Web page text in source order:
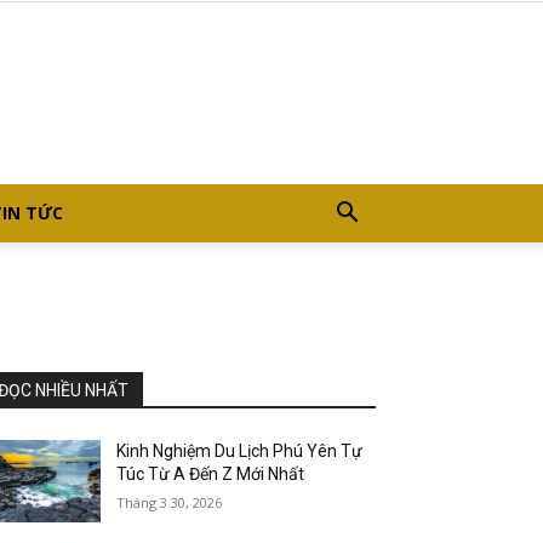
TỨC
NHIỀU NHẤT
Kinh Nghiệm Du Lịch Phú Yên Tự
Túc Từ A Đến Z Mới Nhất
Tháng 3 30, 2026